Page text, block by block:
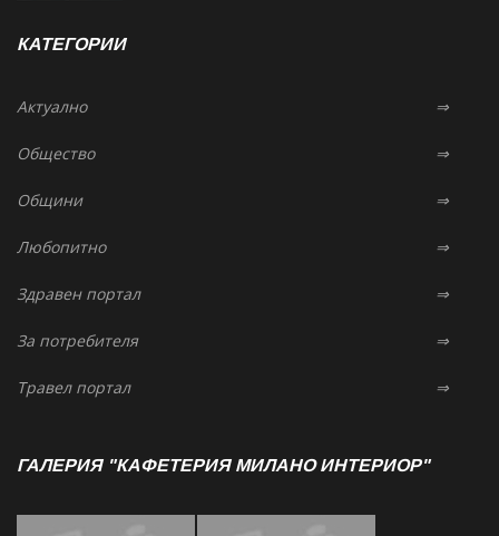
КАТЕГОРИИ
Актуално ⇒
Общество ⇒
Общини ⇒
Любопитно ⇒
Здравен портал ⇒
За потребителя ⇒
Травел портал ⇒
ГАЛЕРИЯ "КАФЕТЕРИЯ МИЛАНО ИНТЕРИОР"